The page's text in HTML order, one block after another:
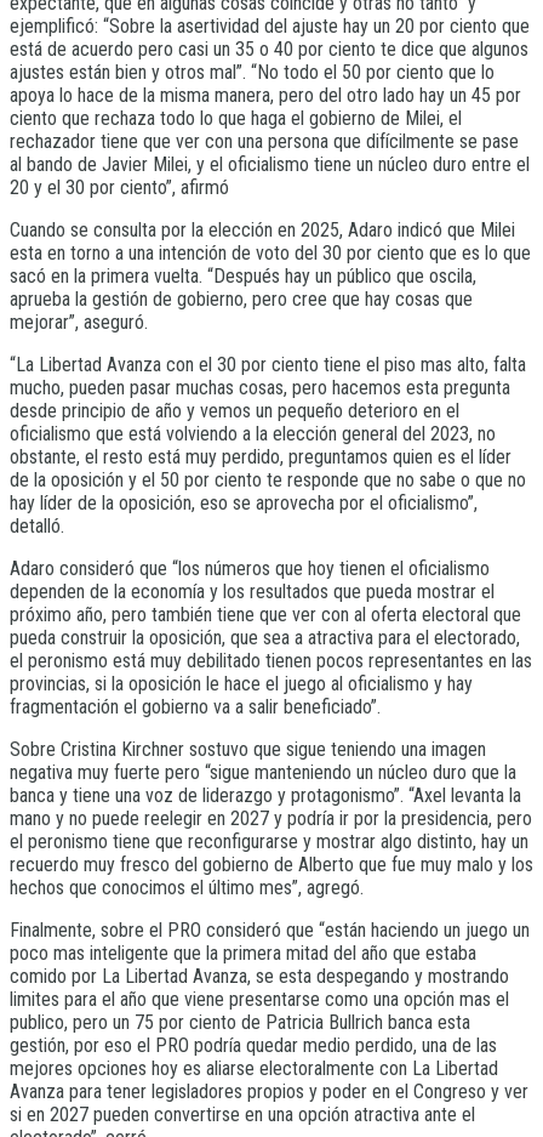
ejemplificó: “Sobre la asertividad del ajuste hay un 20 por ciento que
está de acuerdo pero casi un 35 o 40 por ciento te dice que algunos
ajustes están bien y otros mal”. “No todo el 50 por ciento que lo
apoya lo hace de la misma manera, pero del otro lado hay un 45 por
ciento que rechaza todo lo que haga el gobierno de Milei, el
rechazador tiene que ver con una persona que difícilmente se pase
al bando de Javier Milei, y el oficialismo tiene un núcleo duro entre el
20 y el 30 por ciento”, afirmó
Cuando se consulta por la elección en 2025, Adaro indicó que Milei
esta en torno a una intención de voto del 30 por ciento que es lo que
sacó en la primera vuelta. “Después hay un público que oscila,
aprueba la gestión de gobierno, pero cree que hay cosas que
mejorar”, aseguró.
“La Libertad Avanza con el 30 por ciento tiene el piso mas alto, falta
mucho, pueden pasar muchas cosas, pero hacemos esta pregunta
desde principio de año y vemos un pequeño deterioro en el
oficialismo que está volviendo a la elección general del 2023, no
obstante, el resto está muy perdido, preguntamos quien es el líder
de la oposición y el 50 por ciento te responde que no sabe o que no
hay líder de la oposición, eso se aprovecha por el oficialismo”,
detalló.
Adaro consideró que “los números que hoy tienen el oficialismo
dependen de la economía y los resultados que pueda mostrar el
próximo año, pero también tiene que ver con al oferta electoral que
pueda construir la oposición, que sea a atractiva para el electorado,
el peronismo está muy debilitado tienen pocos representantes en las
provincias, si la oposición le hace el juego al oficialismo y hay
fragmentación el gobierno va a salir beneficiado”.
Sobre Cristina Kirchner sostuvo que sigue teniendo una imagen
negativa muy fuerte pero “sigue manteniendo un núcleo duro que la
banca y tiene una voz de liderazgo y protagonismo”. “Axel levanta la
mano y no puede reelegir en 2027 y podría ir por la presidencia, pero
el peronismo tiene que reconfigurarse y mostrar algo distinto, hay un
recuerdo muy fresco del gobierno de Alberto que fue muy malo y los
hechos que conocimos el último mes”, agregó.
Finalmente, sobre el PRO consideró que “están haciendo un juego un
poco mas inteligente que la primera mitad del año que estaba
comido por La Libertad Avanza, se esta despegando y mostrando
limites para el año que viene presentarse como una opción mas el
publico, pero un 75 por ciento de Patricia Bullrich banca esta
gestión, por eso el PRO podría quedar medio perdido, una de las
mejores opciones hoy es aliarse electoralmente con La Libertad
Avanza para tener legisladores propios y poder en el Congreso y ver
si en 2027 pueden convertirse en una opción atractiva ante el